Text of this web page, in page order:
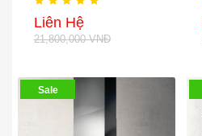
Liên Hệ
21,800,000 VNĐ
Sale